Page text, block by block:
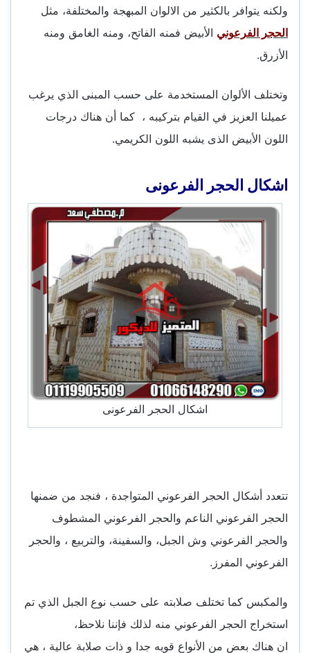
ولكنه يتوافر بالكثير من الالوان المبهجة والمختلفة، مثل
الحجر الفرعوني الأبيض فمنه الفاتح، ومنه الغامق ومنه
الأزرق.
وتختلف الألوان المستخدمة على حسب المبنى الذي يرغب
عميلنا العزيز في القيام بتركيبه ، كما أن هناك درجات
اللون الأبيض الذى يشبه اللون الكريمي.
اشكال الحجر الفرعونى
اشكال الحجر الفرعونى
تتعدد أشكال الحجر الفرعوني المتواجدة ، فنجد من ضمنها
الحجر الفرعوني الناعم والحجر الفرعوني المشطوف
والحجر الفرعوني وش الجبل، والسفينة، والتربيع ، والحجر
الفرعوني المفرز.
والمكبس كما تختلف صلابته على حسب نوع الجبل الذي تم
استخراج الحجر الفرعوني منه لذلك فإننا نلاحظ،
ان هناك بعض من الأنواع قويه جدا و ذات صلابة عالية ، هي